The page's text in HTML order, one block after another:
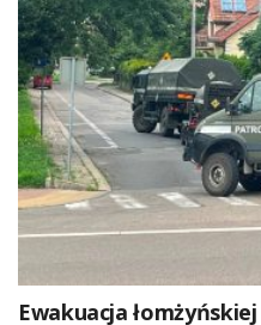
Ewakuacja